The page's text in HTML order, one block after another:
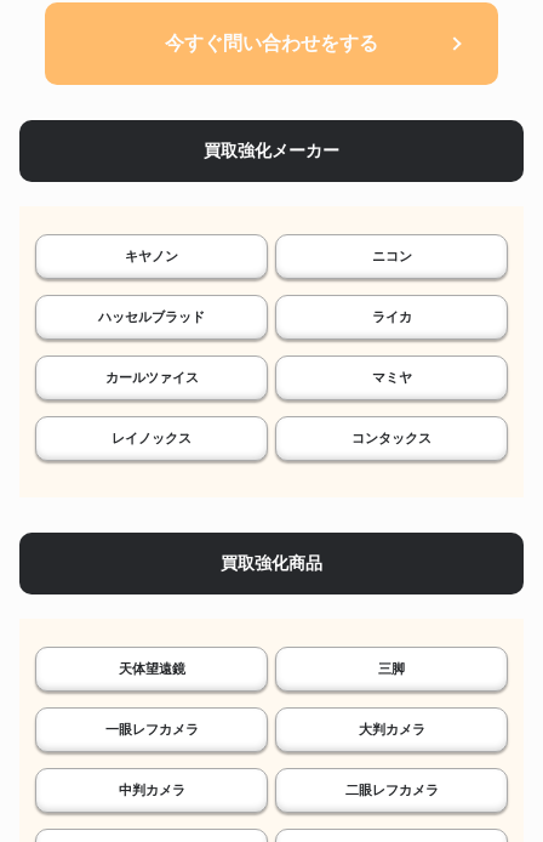
今すぐ問い合わせをする
買取強化メーカー
キヤノン ニコン
ハッセルブラッド ライカ
カールツァイス マミヤ
レイノックス コンタックス
買取強化商品
天体望遠鏡 三脚
一眼レフカメラ 大判カメラ
中判カメラ 二眼レフカメラ